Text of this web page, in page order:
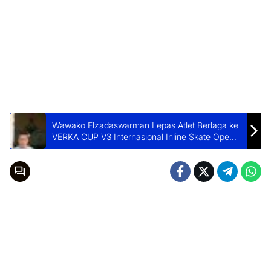
Wawako Elzadaswarman Lepas Atlet Berlaga ke
VERKA CUP V3 Internasional Inline Skate Open
2025